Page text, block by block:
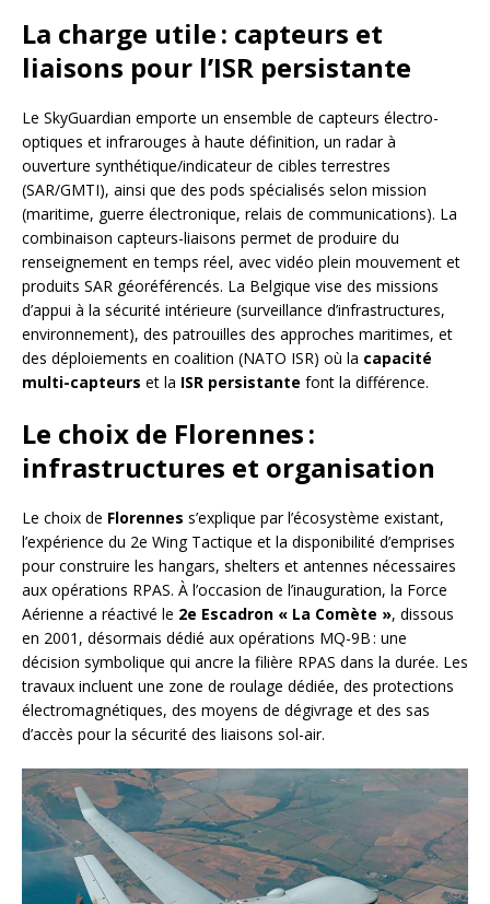
La charge utile : capteurs et
liaisons pour l’ISR persistante
Le SkyGuardian emporte un ensemble de capteurs électro-
optiques et infrarouges à haute définition, un radar à
ouverture synthétique/indicateur de cibles terrestres
(SAR/GMTI), ainsi que des pods spécialisés selon mission
(maritime, guerre électronique, relais de communications). La
combinaison capteurs-liaisons permet de produire du
renseignement en temps réel, avec vidéo plein mouvement et
produits SAR géoréférencés. La Belgique vise des missions
d’appui à la sécurité intérieure (surveillance d’infrastructures,
environnement), des patrouilles des approches maritimes, et
des déploiements en coalition (NATO ISR) où la capacité
multi-capteurs et la ISR persistante font la différence.
Le choix de Florennes :
infrastructures et organisation
Le choix de Florennes s’explique par l’écosystème existant,
l’expérience du 2e Wing Tactique et la disponibilité d’emprises
pour construire les hangars, shelters et antennes nécessaires
aux opérations RPAS. À l’occasion de l’inauguration, la Force
Aérienne a réactivé le 2e Escadron « La Comète », dissous
en 2001, désormais dédié aux opérations MQ-9B : une
décision symbolique qui ancre la filière RPAS dans la durée. Les
travaux incluent une zone de roulage dédiée, des protections
électromagnétiques, des moyens de dégivrage et des sas
d’accès pour la sécurité des liaisons sol-air.